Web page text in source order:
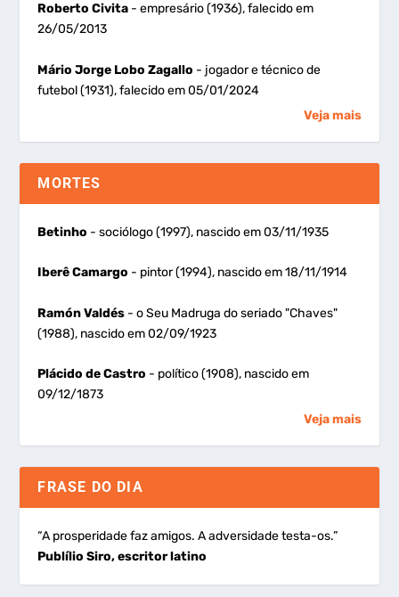
Roberto Civita - empresário (1936), falecido em
26/05/2013
Mário Jorge Lobo Zagallo - jogador e técnico de
futebol (1931), falecido em 05/01/2024
Veja mais
MORTES
Betinho - sociólogo (1997), nascido em 03/11/1935
Iberê Camargo - pintor (1994), nascido em 18/11/1914
Ramón Valdés - o Seu Madruga do seriado "Chaves"
(1988), nascido em 02/09/1923
Plácido de Castro - político (1908), nascido em
09/12/1873
Veja mais
FRASE DO DIA
“A prosperidade faz amigos. A adversidade testa-os.”
Publílio Siro, escritor latino